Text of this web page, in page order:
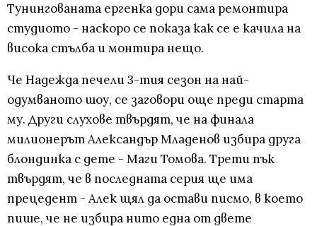
Тунингованата ергенка дори сама ремонтира
студиото - наскоро се показа как се е качила на
висока стълба и монтира нещо.
Че Надежда печели 3-тия сезон на най-
одумваното шоу, се заговори още преди старта
му. Други слухове твърдят, че на финала
милионерът Александър Младенов избира друга
блондинка с дете - Маги Томова. Трети пък
твърдят, че в последната серия ще има
прецедент - Алек щял да остави писмо, в което
пише, че не избира нито една от двете